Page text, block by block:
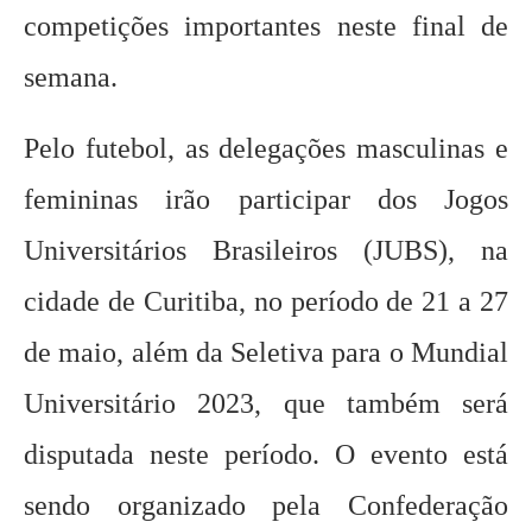
competições importantes neste final de
semana.
Pelo futebol, as delegações masculinas e
femininas irão participar dos Jogos
Universitários Brasileiros (JUBS), na
cidade de Curitiba, no período de 21 a 27
de maio, além da Seletiva para o Mundial
Universitário 2023, que também será
disputada neste período. O evento está
sendo organizado pela Confederação